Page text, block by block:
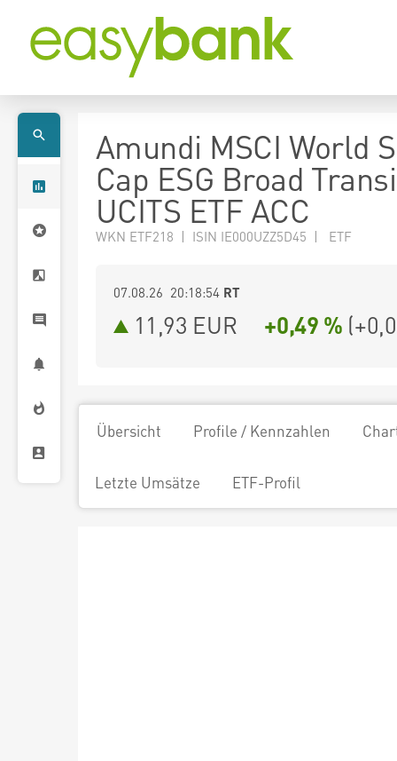
Amundi MSCI World
Cap ESG Broad
UCITS ETF ACC
WKN ETF218 | ISIN IE000UZZ5D45 | ETF
07.08.26 20:18:54 RT
11,93 EUR +0,49 % (
Übersicht Profile / Kennzahlen
Letzte Umsätze ETF-Profil